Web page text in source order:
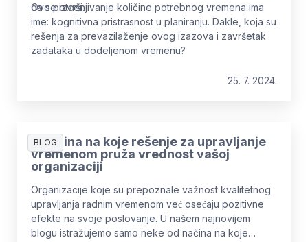
da se izvrši.
Ovo potcenjivanje količine potrebnog vremena ima
ime: kognitivna pristrasnost u planiranju. Dakle, koja su
rešenja za prevazilaženje ovog izazova i završetak
zadataka u dodeljenom vremenu?
25. 7. 2024.
BLOG
7 načina na koje rešenje za upravljanje
vremenom pruža vrednost vašoj
organizaciji
Organizacije koje su prepoznale važnost kvalitetnog
upravljanja radnim vremenom već osećaju pozitivne
efekte na svoje poslovanje. U našem najnovijem
blogu istražujemo samo neke od načina na koje